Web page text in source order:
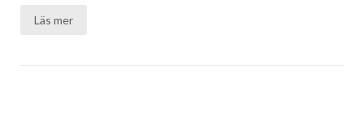
Läs mer